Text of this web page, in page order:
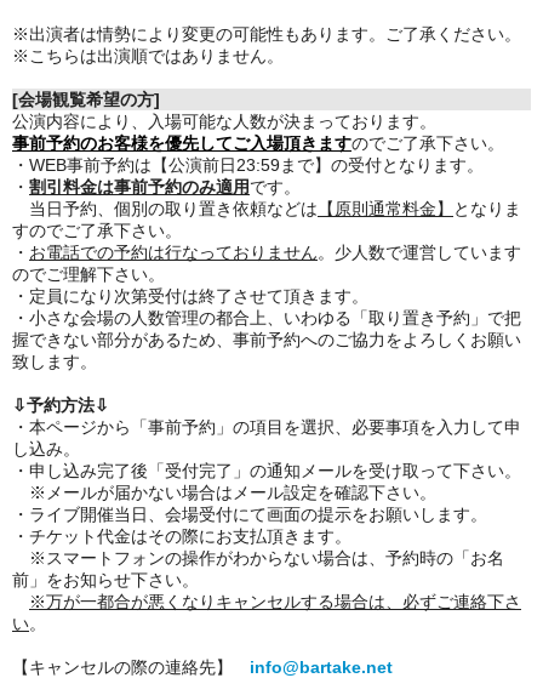
※出演者は情勢により変更の可能性もあります。ご了承ください。
※こちらは出演順ではありません。
[会場観覧希望の方]
公演内容により、入場可能な人数が決まっております。
事前予約のお客様を優先してご入場頂きますのでご了承下さい。
・WEB事前予約は【公演前日23:59まで】の受付となります。
・ 割引料金は事前予約のみ適用です。
当日予約、個別の取り置き依頼などは 【原則通常料金】
となりま
すのでご了承下さい。
・ お電話での予約は行なっておりません。少人数で運営しています
のでご理解下さい。
・定員になり次第受付は終了させて頂きます。
・小さな会場の人数管理の都合上、いわゆる「取り置き予約」で把
握できない部分があるため、事前予約へのご協力をよろしくお願い
致します。
⇩予約方法⇩
・本ページから「事前予約」の項目を選択、必要事項を入力して申
し込み。
・申し込み完了後「受付完了」の通知メールを受け取って下さい。
※メールが届かない場合はメール設定を確認下さい。
・ライブ開催当日、会場受付にて画面の提示をお願いします。
・チケット代金はその際にお支払頂きます。
※スマートフォンの操作がわからない場合は、予約時の「お名
前」をお知らせ下さい。
※万が一都合が悪くなりキャンセルする場合は、必ずご連絡下さ
い。
【キャンセルの際の連絡先】 info@bartake.net